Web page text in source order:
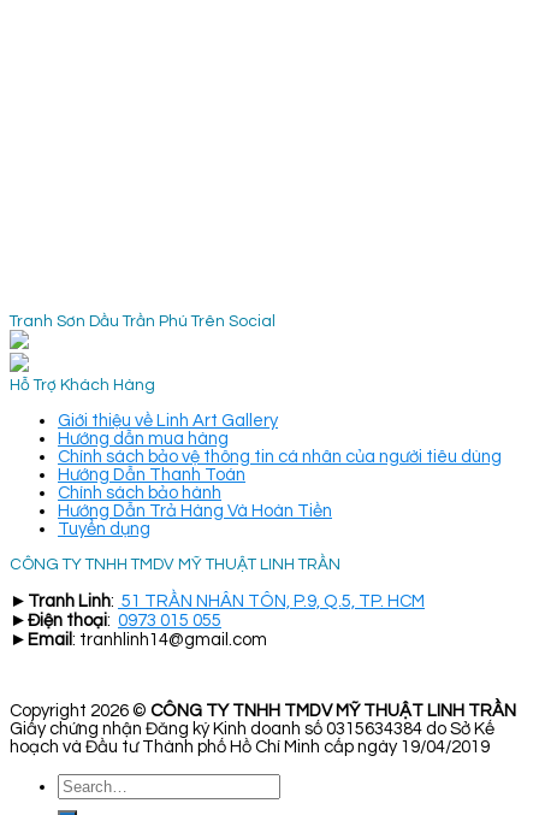
Tranh Sơn Dầu Trần Phú Trên Social
Hỗ Trợ Khách Hàng
Giới thiệu về Linh Art Gallery
Hướng dẫn mua hàng
Chính sách bảo vệ thông tin cá nhân của người tiêu dùng
Hướng Dẫn Thanh Toán
Chính sách bảo hành
Hướng Dẫn Trả Hàng Và Hoàn Tiền
Tuyển dụng
CÔNG TY TNHH TMDV MỸ THUẬT LINH TRẦN
► Tranh Linh: 51 TRẦN NHÂN TÔN, P.9, Q.5, TP. HCM
► Điện thoại: 0973 015 055
► Email : tranhlinh14@gmail.com
Copyright 2026 © CÔNG TY TNHH TMDV MỸ THUẬT LINH TRẦN
Giấy chứng nhận Đăng ký Kinh doanh số 0315634384 do Sở Kế
hoạch và Đầu tư Thành phố Hồ Chí Minh cấp ngày 19/04/2019
Search
for: